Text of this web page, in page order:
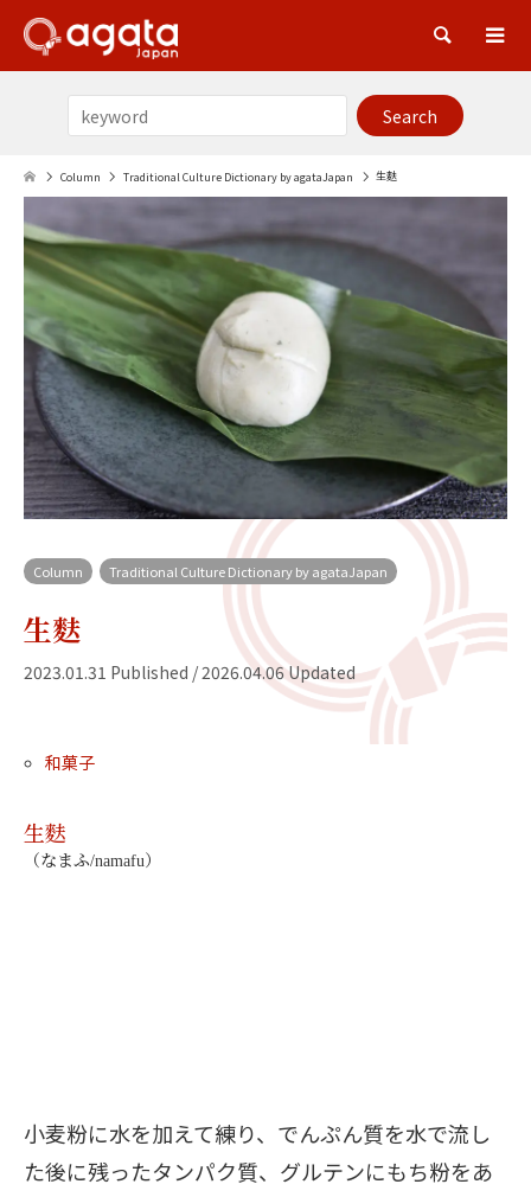
Column Traditional Culture Dictionary by agataJapan 生麩
Column Traditional Culture Dictionary by agataJapan
生麩
2023.01.31 Published / 2026.04.06 Updated
和菓子
生麩
（なまふ/namafu）
小麦粉に水を加えて練り、でんぷん質を水で流し
た後に残ったタンパク質、グルテンにもち粉をあ